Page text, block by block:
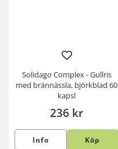
Solidago Complex - Gullris
med brännässla, björkblad 60
kapsl
236 kr
Info Köp